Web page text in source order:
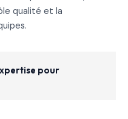
qualité et la
pour